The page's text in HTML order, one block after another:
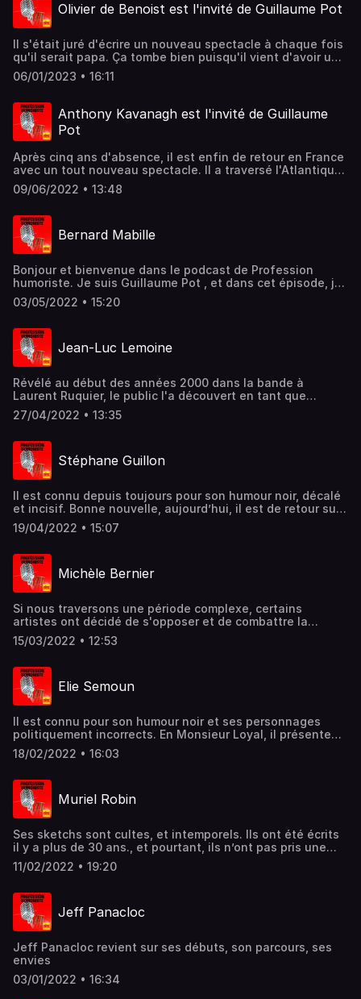
Olivier de Benoist est l'invité de Guillaume Pot
Il s'était juré d'écrire un nouveau spectacle à chaque fois
qu'il serait papa. Ça tombe bien puisqu'il vient d'avoir un
quatrième enfant. L'occasion pour ce comédien de
s'intéresser à la paternité dans sa dernière création, "Le
début d'année, Olivier De Benoist est de retour sur une
scène parisienne. Il est mon invité, tout au long de cette
semaine, dans le Journal du rire.
06/01/2023 • 16:11
Anthony Kavanagh est l'invité de Guillaume
Pot
Après cinq ans d'absence, il est enfin de retour en France
avec un tout nouveau spectacle. Il a traversé l'Atlantique
à la nage, abandonné sa femme, quitté ses enfants, pour
nous rendre heureux. C'est le point de départ d'HAPPY,
sa propre définition du bonheur ? Et surtout, comment y
accéder ? Dans quel état d'esprit revient-il aujourd'hui
jouer en France ? Retour sur l'incroyable parcours d'un
mon invité.
09/06/2022 • 13:48
Bernard Mabille
Bonjour et bienvenue dans le podcast de Profession
humoriste. Je suis Guillaume Pot , et dans cet épisode, je
reçois, aujourd'hui encore, une star du rire. Il a été auteur
pour Thierry Le Luron, il a côtoyé Coluche et connu
tout entendu, tout vécu. Depuis les débuts de sa carrière,
Aujourd'hui encore, il dézingue les politiques à tout va et
n'épargne absolument personne. Bernard Mabille est mon
03/05/2022 • 15:20
Jean-Luc Lemoine
Révélé au début des années 2000 dans la bande à
Laurent Ruquier, le public l'a découvert en tant que
chroniqueur . En parallèle, il monte sur scène à cette
époque et connait déjà le succès avec son 1er spectacle.
show, au ton libre mais aussi sans filtre, sans concession,
sans tabou. Un spectacle brut. Auteur, comédien, mais
aussi animateur à la télévison : retour aujourd'hui sur le
Jean-Luc Lemoine est mon invité.
27/04/2022 • 13:35
Stéphane Guillon
Il est connu depuis toujours pour son humour noir, décalé
et incisif. Bonne nouvelle, aujourd’hui, il est de retour sur
scène. L’occasion pour lui de revenir sur l’actualité
chargée de ces derniers mois : le confinement, le covid, la
et de nos politiques. Autant de sujets qu’il aborde dans
un spectacle hilarant, drôle et singulier : Stéphane Guillon
est aujourd’hui mon invité
19/04/2022 • 15:07
Michèle Bernier
Si nous traversons une période complexe, certains
artistes ont décidé de s'opposer et de combattre la
morosité ambiante, c'est le cas de l'humoriste que nous
recevopns aujourd'hui. Son spectacle "Vive Demain" est à
Seule en scène : Michèle Bernier est mon invitée
15/03/2022 • 12:53
Elie Semoun
Il est connu pour son humour noir et ses personnages
politiquement incorrects. En Monsieur Loyal, il présente
dans son nouveau spectacle une galerie de monstres. Sa
carrière d’humoriste, mais aussi son duo avec Dieudonné ,
thèmes que nous allons évoquer aujourd’hui , avec lui,
dans cet épisode : Elie Semoun est mon invité
18/02/2022 • 16:03
Muriel Robin
Ses sketchs sont cultes, et intemporels. Ils ont été écrits
il y a plus de 30 ans., et pourtant, ils n’ont pas pris une
seule ride. Dans cet épisode, vous allez apprendre
pourquoi ces sketchs écrits avec Pierre Palmade sont
de questions sur lesquelles nous reviendrons au cours de
cet entretien.
11/02/2022 • 19:20
Jeff Panacloc
Jeff Panacloc revient sur ses débuts, son parcours, ses
envies
03/01/2022 • 16:34